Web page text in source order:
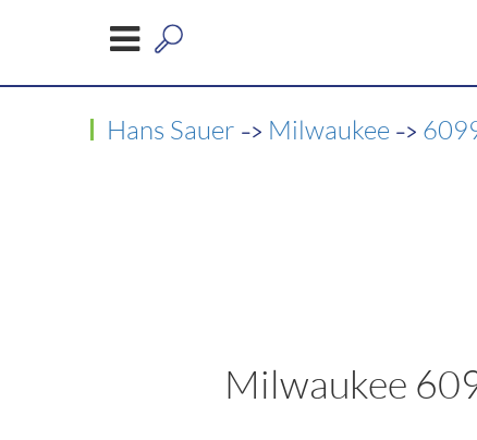
Hans Sauer -> Milwaukee ->
Milwaukee